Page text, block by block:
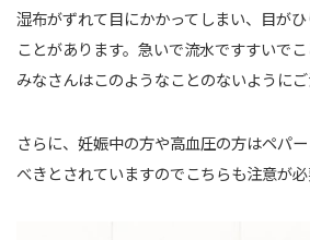
湿布がずれて目にかかってしまい、目が
ことがあります。急いで流水ですすいでこ
みなさんはこのようなことのないようにご
さらに、妊娠中の方や高血圧の方はペパ
べきとされていますのでこちらも注意が必